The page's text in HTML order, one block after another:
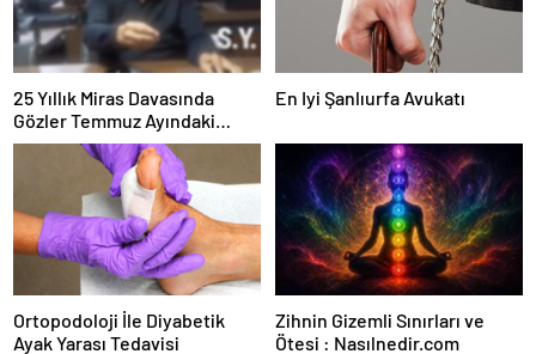
25 Yıllık Miras Davasında
Gözler Temmuz Ayındaki
Karar Duruşmasına Çevrildi
En Iyi Şanlıurfa Avukatı
Ortopodoloji İle Diyabetik
Ayak Yarası Tedavisi
Zihnin Gizemli Sınırları ve
Ötesi : Nasılnedir.com